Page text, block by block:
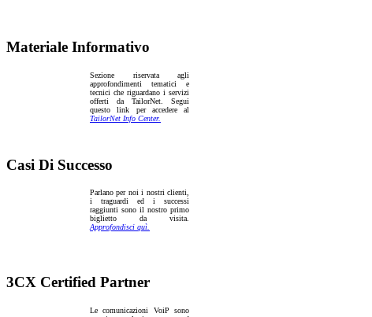
Materiale Informativo
Sezione riservata agli
approfondimenti tematici e
tecnici che riguardano i servizi
offerti da TailorNet. Segui
questo link per accedere al
TailorNet Info Center.
Casi Di Successo
Parlano per noi i nostri clienti,
i traguardi ed i successi
raggiunti sono il nostro primo
biglietto da visita.
Approfondisci quì.
3CX Certified Partner
Le comunicazioni VoiP sono